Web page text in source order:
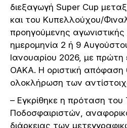
διεξαγωγή Super Cup
και του Κυπελλούχου/
προηγούμενης αγωνιστικής
ημερομηνία 2 ή 9
Ιανουαρίου 2026, με πρώτη
ΟΑΚΑ. Η οριστική απόφαση
ολοκλήρωση των
– Εγκρίθηκε η πρόταση
Ποδοσφαιριστών,
διάρκειας των